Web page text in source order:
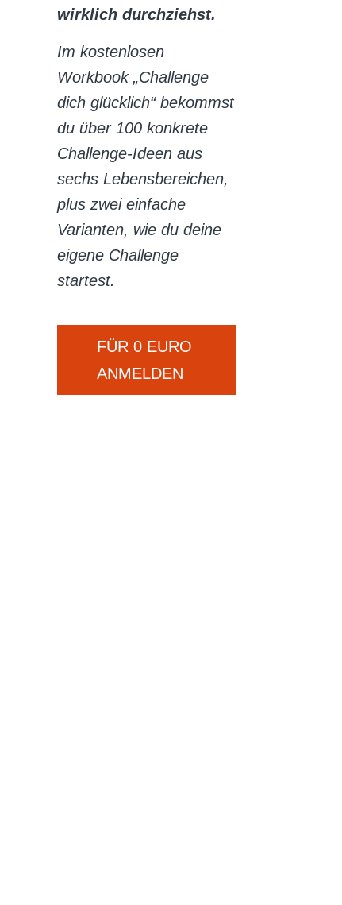
wirklich durchziehst.
Im kostenlosen
Workbook „Challenge
dich glücklich“ bekommst
du über 100 konkrete
Challenge-Ideen aus
sechs Lebensbereichen,
plus zwei einfache
Varianten, wie du deine
eigene Challenge
startest.
FÜR 0 EURO
ANMELDEN